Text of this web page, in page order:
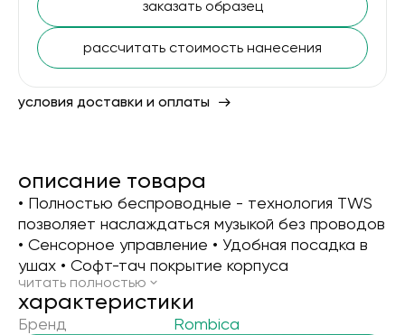
заказать образец
рассчитать стоимость нанесения
условия доставки и оплаты
описание товара
• Полностью беспроводные - технология TWS
позволяет наслаждаться музыкой без проводов
• Сенсорное управление • Удобная посадка в
ушах • Софт-тач покрытие корпуса
читать полностью
xарактеристики
Бренд Rombica